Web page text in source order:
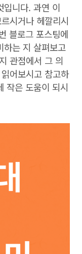
입니다. 과연 이
시거나 헤깔리시
블로그 포스팅에
는 지 살펴보고
관점에서 그 의
어보시고 참고하
작은 도움이 되시